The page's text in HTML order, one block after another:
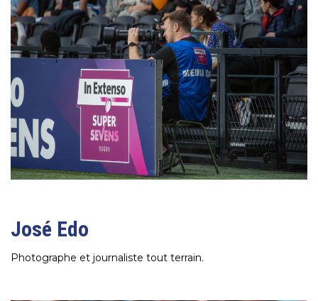
José Edo
Photographe et journaliste tout terrain.